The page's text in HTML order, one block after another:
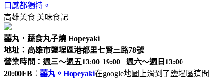
口感都獨特。
高雄美食 美味食記
囍丸．蔬食丸子燒 Hopeyaki
地址：高雄市鹽埕區港都里七賢三路78號
營業時間：週三～週五13:00-19:00 週六～週日13:00-
20:00FB： 囍丸。Hopeyaki在google地圖上滑到了鹽埕區這間